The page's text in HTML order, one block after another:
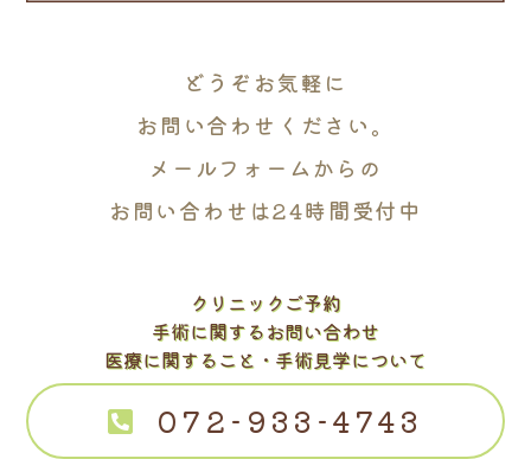
どうぞお気軽に
お問い合わせください。
メールフォームからの
お問い合わせは24時間受付中
クリニックご予約
手術に関するお問い合わせ
医療に関すること・手術見学について
072-933-4743